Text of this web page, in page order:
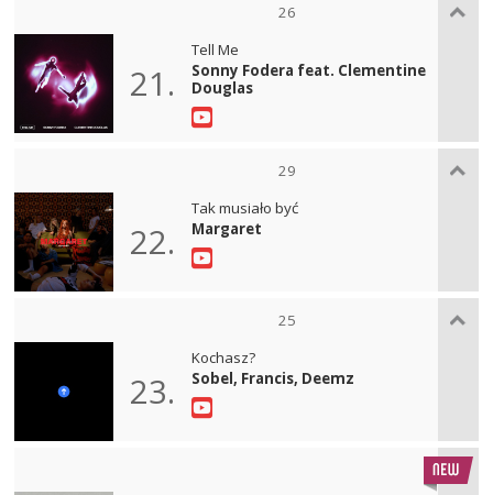
26
21.
Tell Me
Sonny Fodera feat. Clementine
Douglas
29
22.
Tak musiało być
Margaret
25
23.
Kochasz?
Sobel, Francis, Deemz